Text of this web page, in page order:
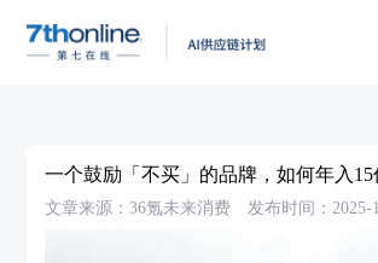
一个鼓励「不买」的品牌，如何年入15
文章来源：36氪未来消费 发布时间：2025-